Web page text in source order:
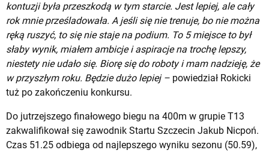
kontuzji była przeszkodą w tym starcie. Jest lepiej, ale cały
rok mnie prześladowała. A jeśli się nie trenuje, bo nie można
ręką ruszyć, to się nie staje na podium. To 5 miejsce to był
słaby wynik, miałem ambicje i aspiracje na trochę lepszy,
niestety nie udało się. Biorę się do roboty i mam nadzieję, że
w przyszłym roku. Będzie dużo lepiej – powiedział Rokicki
tuż po zakończeniu konkursu.
Do jutrzejszego finałowego biegu na 400m w grupie T13
zakwalifikował się zawodnik Startu Szczecin Jakub Nicpoń.
Czas 51.25 odbiega od najlepszego wyniku sezonu (50.59),